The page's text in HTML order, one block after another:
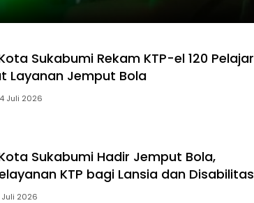
Sukabumi Rekam KTP-el 120 Pelajar
Layanan Jemput Bola
Juli 2026
Sukabumi Hadir Jemput Bola,
KTP bagi Lansia dan Disabilitas
Juli 2026